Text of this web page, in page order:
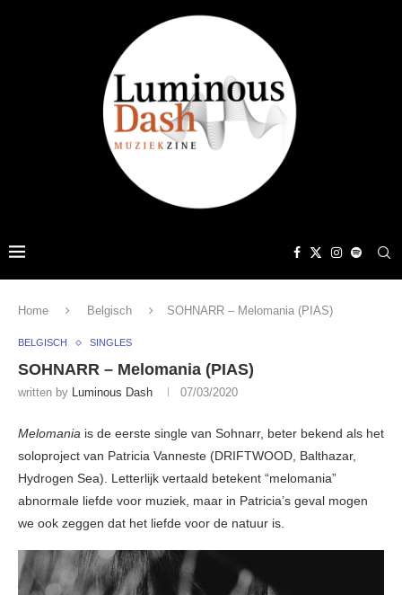
Home Belgisch SOHNARR – Melomania (PIAS)
BELGISCH SINGLES
SOHNARR – Melomania (PIAS)
written by Luminous Dash 07/03/2020
Melomania is de eerste single van Sohnarr, beter bekend als het
soloproject van Patricia Vanneste (DRIFTWOOD, Balthazar,
Hydrogen Sea). Letterlijk vertaald betekent “melomania”
abnormale liefde voor muziek, maar in Patricia’s geval mogen
we ook zeggen dat het liefde voor de natuur is.